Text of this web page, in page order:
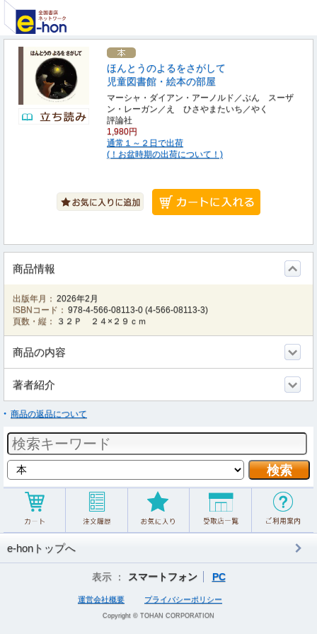
ほんとうのよるをさがして
児童図書館・絵本の部屋
マーシャ・ダイアン・アーノルド／ぶん スーザ
ン・レーガン／え ひさやまたいち／やく
評論社
1,980円
通常１～２日で出荷
(！お盆時期の出荷について！)
商品情報
出版年月： 2026年2月
ISBNコード： 978-4-566-08113-0 (4-566-08113-3)
頁数・縦：
３２Ｐ ２４×２９ｃｍ
商品の内容
著者紹介
商品の返品について
e-honトップへ
表示 ： スマートフォン PC
運営会社概要 プライバシーポリシー
Copyright © TOHAN CORPORATION